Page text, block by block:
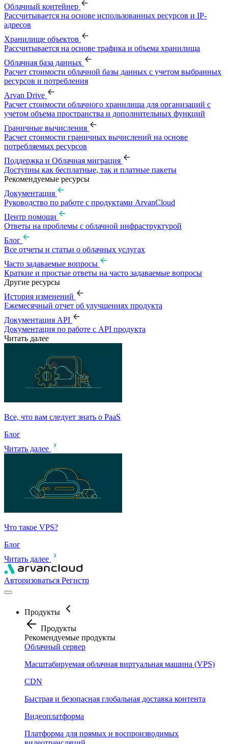
Облачный контейнер
Рассчитывается на основе использованных ресурсов и IP-
адресов
Хранилище объектов
Рассчитывается на основе трафика и объема хранилища
Облачная база данных
Расчет стоимости облачной базы данных с учетом выбранных
ресурсов и потребления
Arvan Drive
Расчет стоимости облачного хранилища для организаций с
учетом объема пространства и дополнительных функций
Граничные вычисления
Расчет стоимости граничных вычислений на основе
потребляемых ресурсов
Поддержка и Облачная миграция
Доступны как бесплатные, так и платные пакеты
Рекомендуемые ресурсы
Документация
Руководство по работе с продуктами ArvanCloud
Центр помощи
Ответы на проблемы с облачной инфраструктурой
Блог
Все отчеты и статьи о облачных услугах
Часто задаваемые вопросы
Краткие и простые ответы на часто задаваемые вопросы
Другие ресурсы
История изменений
Ежемесячный отчет об улучшениях продукта
Документация API
Документация по работе с API продукта
Читать далее
Все, что вам следует знать о PaaS
Блог
Читать далее
Что такое VPS?
Блог
Читать далее
Авторизоваться Pегистр
Продукты
Продукты
Рекомендуемые продукты
Облачный сервер
Масштабируемая облачная виртуальная машина (VPS)
CDN
Быстрая и безопасная глобальная доставка контента
Видеоплатформа
Платформа для прямых и воспроизводимых